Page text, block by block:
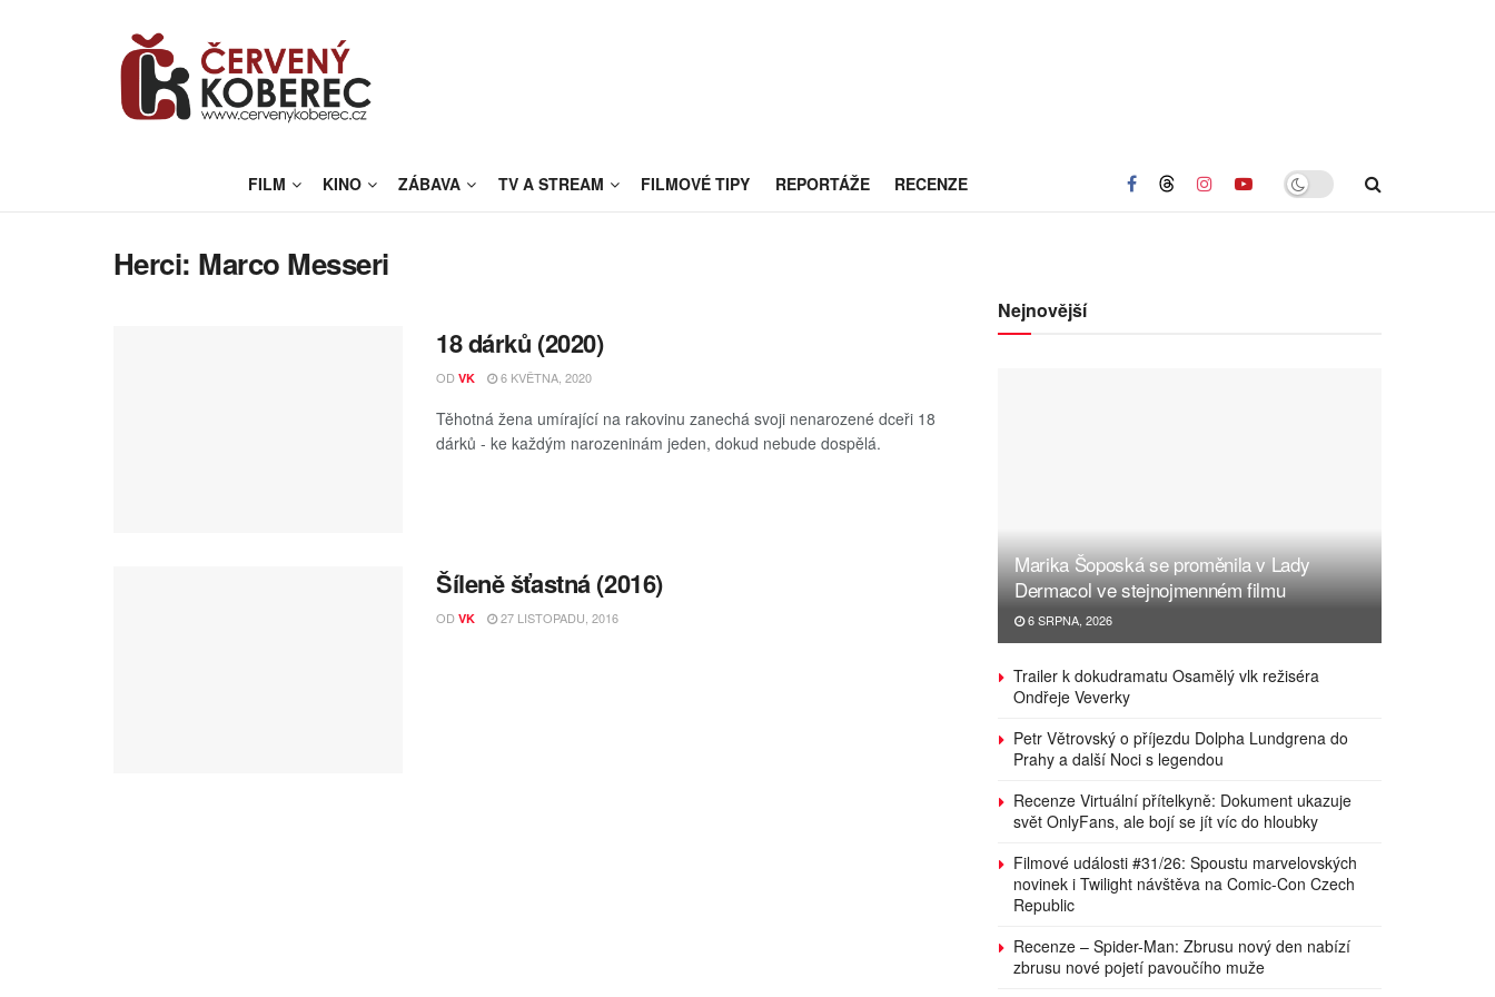
FILM KINO ZÁBAVA TV A STREAM FILMOVÉ TIPY REPORTÁŽE RECENZE
Herci: Marco Messeri
18 dárků (2020)
OD VK 6 KVĚTNA, 2020
Těhotná žena umírající na rakovinu zanechá svoji nenarozené dceři 18
dárků - ke každým narozeninám jeden, dokud nebude dospělá.
Šíleně šťastná (2016)
OD VK 27 LISTOPADU, 2016
Nejnovější
Marika Šoposká se proměnila v Lady
Dermacol ve stejnojmenném filmu
6 SRPNA, 2026
Trailer k dokudramatu Osamělý vlk režiséra
Ondřeje Veverky
Petr Větrovský o příjezdu Dolpha Lundgrena do
Prahy a další Noci s legendou
Recenze Virtuální přítelkyně: Dokument ukazuje
svět OnlyFans, ale bojí se jít víc do hloubky
Filmové události #31/26: Spoustu marvelovských
novinek i Twilight návštěva na Comic-Con Czech
Republic
Recenze – Spider-Man: Zbrusu nový den nabízí
zbrusu nové pojetí pavoučího muže